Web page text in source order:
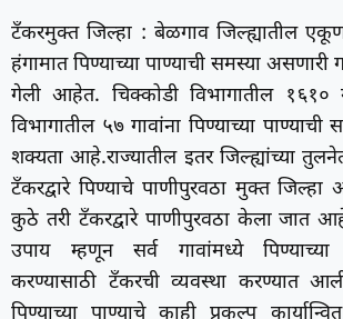
टँकरमुक्त जिल्हा : बेळगाव जिल्ह्यातील
हंगामात पिण्याच्या पाण्याची समस्या
गेली आहेत. चिक्कोडी विभागातील
विभागातील ५७ गावांना पिण्याच्या पाण्याची
शक्यता आहे.राज्यातील इतर जिल्ह्यांच्या
टँकरद्वारे पिण्याचे पाणीपुरवठा मुक्त जिल्हा
कुठे तरी टँकरद्वारे पाणीपुरवठा केला जात
उपाय म्हणून सर्व गावांमध्ये पिण्याच्या
करण्यासाठी टँकरची व्यवस्था करण्यात
पिण्याच्या पाण्याचे काही प्रकल्प